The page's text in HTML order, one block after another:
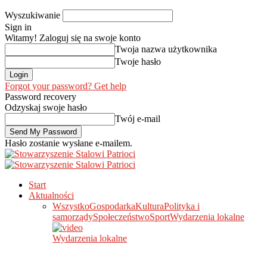
Wyszukiwanie
Sign in
Witamy! Zaloguj się na swoje konto
Twoja nazwa użytkownika
Twoje hasło
Forgot your password? Get help
Password recovery
Odzyskaj swoje hasło
Twój e-mail
Hasło zostanie wysłane e-mailem.
Start
Aktualności
WszystkoGospodarkaKulturaPolityka i
samorządySpołeczeństwoSportWydarzenia lokalne
Wydarzenia lokalne